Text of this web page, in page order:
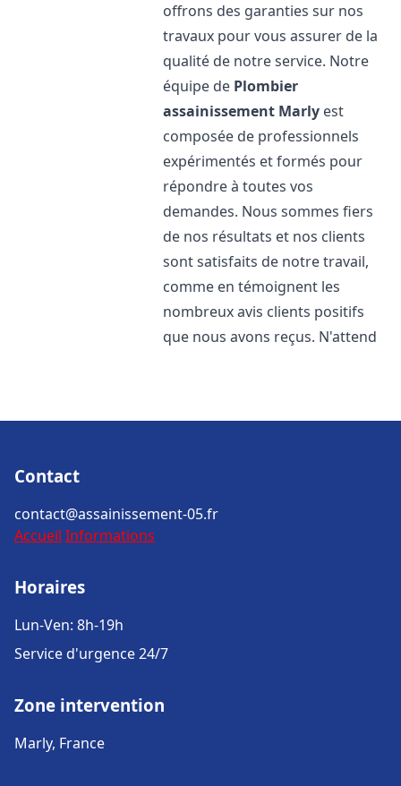
offrons des garanties sur nos
travaux pour vous assurer de la
qualité de notre service. Notre
équipe de Plombier
assainissement Marly est
composée de professionnels
expérimentés et formés pour
répondre à toutes vos
demandes. Nous sommes fiers
de nos résultats et nos clients
sont satisfaits de notre travail,
comme en témoignent les
nombreux avis clients positifs
que nous avons reçus. N'attend
Contact
contact@assainissement-05.fr
Accueil Informations
Horaires
Lun-Ven: 8h-19h
Service d'urgence 24/7
Zone intervention
Marly, France